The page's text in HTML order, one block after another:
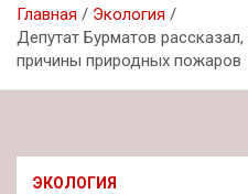
Главная
Экология
Депутат Бурматов
причины природных пожаров
ЭКОЛОГИЯ